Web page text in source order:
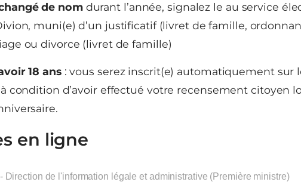
de nomdurant l’année, signalez le au service
muni(e) d’un justificatif (livret de famille,
ou divorce (livret de famille)
18 ans: vous serez inscrit(e) automatiquement sur
condition d’avoir effectué votre recensement citoyen
en ligne
Direction de l'information légale et administrative (Première ministre)